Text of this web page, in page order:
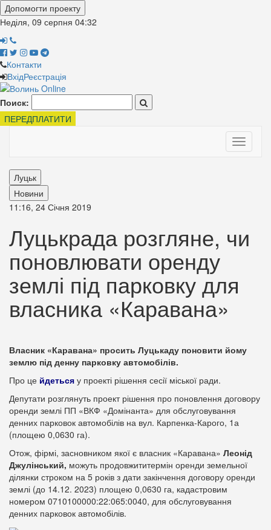
Допомогти проекту
Неділя, 09 серпня 04:32
Контакти
ВхідРеєстрація
Поиск:
ПЕРЕДПЛАТИТИ
Toggle
Луцьк
Новини
11:16, 24 Січня 2019
Луцькрада розгляне, чи
поновлювати оренду
землі під парковку для
власника «Каравана»
Власник «Каравана» просить Луцькаду поновити йому
землю під денну парковку автомобілів.
Про це йдеться у проекті рішення сесії міської ради.
Депутати розглянуть проект рішення про поновлення договору
оренди землі ПП «ВКФ «Домінанта» для обслуговування
денних парковок автомобілів на вул. Карпенка-Карого, 1а
(площею 0,0630 га).
Отож, фірмі, засновником якої є власник «Каравана» Леонід
Джулінський, можуть продовжититермін оренди земельної
ділянки строком на 5 років з дати закінчення договору оренди
землі (до 14.12. 2023) площею 0,0630 га, кадастровим
номером 0710100000:22:065:0040, для обслуговування
денних парковок автомобілів.